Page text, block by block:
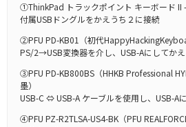
①ThinkPad トラックポイント キーボード II
付属USBドングルをかえうち２に接続
②PFU PD-KB01（初代
PS/2→USB変換器を介し、USB-Aにしてか
③PFU PD-KB800BS（HHKB Professional
墨）
USB-C ⇔ USB-A ケーブルを使用し、USB-A
④PFU PZ-R2TLSA-US4-BK（PFU